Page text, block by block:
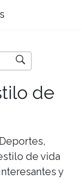
de
de vida
y